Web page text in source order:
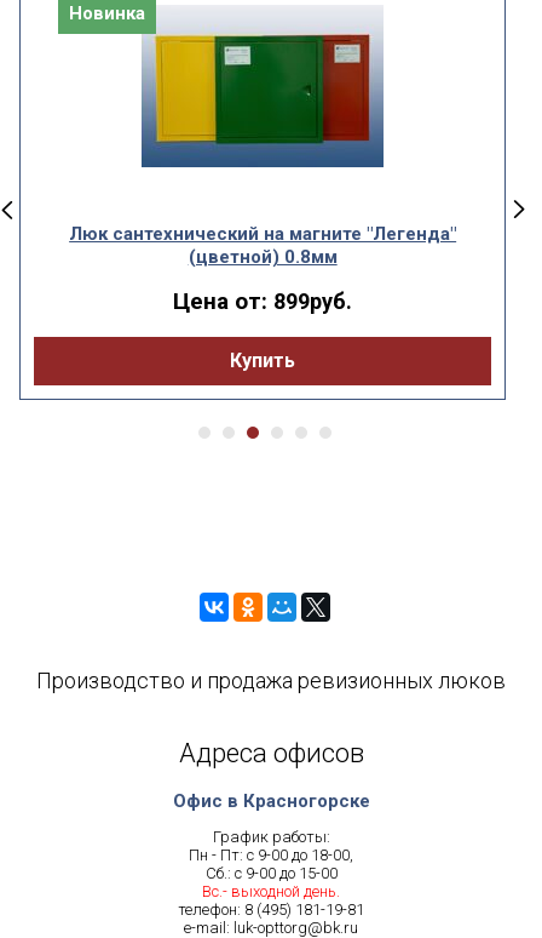
Новинка
Люк сантехнический на магните "Легенда"
(цветной) 0.8мм
Цена от: 899руб.
Купить
Производство и продажа ревизионных люков
Адреса офисов
Офис в Красногорске
График работы:
Пн - Пт: с 9-00 до 18-00,
Сб.: с 9-00 до 15-00
Вс.- выходной день.
телефон: 8 (495) 181-19-81
e-mail: luk-opttorg@bk.ru